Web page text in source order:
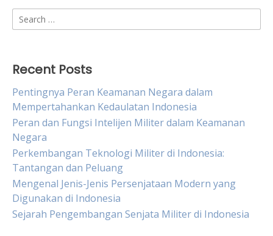
Search
for:
Recent Posts
Pentingnya Peran Keamanan Negara dalam
Mempertahankan Kedaulatan Indonesia
Peran dan Fungsi Intelijen Militer dalam Keamanan
Negara
Perkembangan Teknologi Militer di Indonesia:
Tantangan dan Peluang
Mengenal Jenis-Jenis Persenjataan Modern yang
Digunakan di Indonesia
Sejarah Pengembangan Senjata Militer di Indonesia